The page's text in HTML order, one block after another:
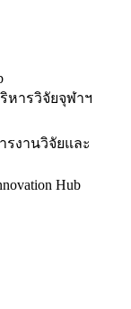
หารวิจัยจุฬาฯ
รงานวิจัยและ
Hub